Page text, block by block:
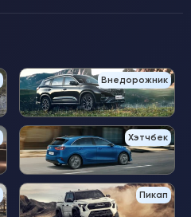
Внедорожник
Хэтчбек
Пикап